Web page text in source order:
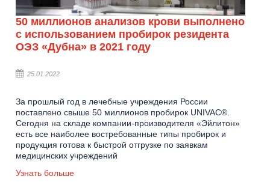
50 миллионов анализов крови выполнено
с использованием пробирок резидента
ОЭЗ «Дубна» в 2021 году
25.01.2022
За прошлый год в лечебные учреждения России
поставлено свыше 50 миллионов пробирок UNIVAC®.
Сегодня на складе компании-производителя «Эйлитон»
есть все наиболее востребованные типы пробирок и
продукция готова к быстрой отгрузке по заявкам
медицинских учреждений
Узнать больше